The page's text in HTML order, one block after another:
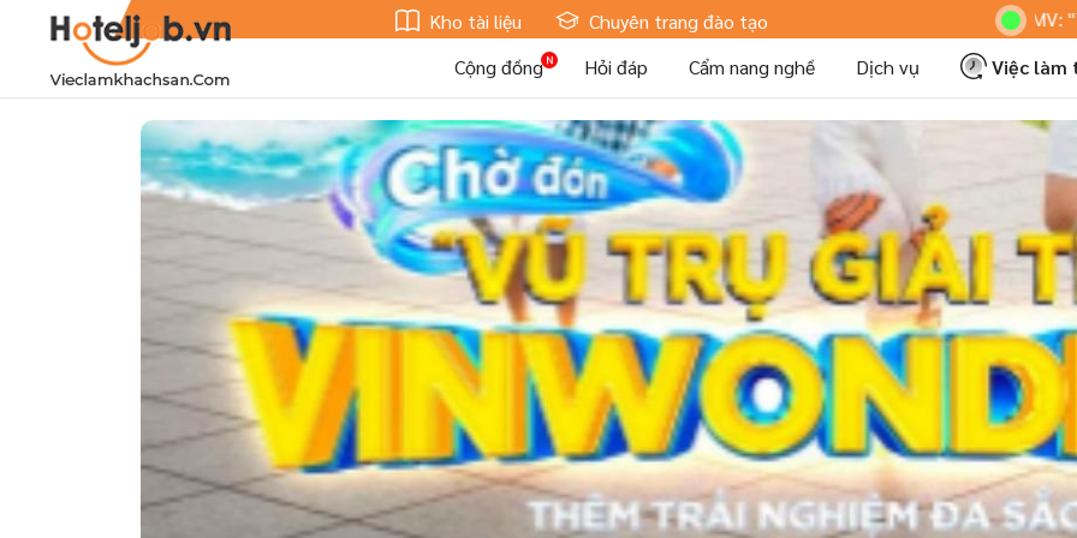
Kho tài liệu Chuyên trang đào tạo Hoteljob MV: "Tôi Là
Cộng đồng
Hỏi đáp Cẩm nang nghề Dịch vụ
Việc làm